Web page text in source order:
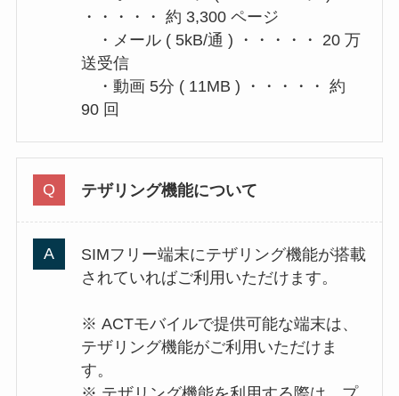
・・・・・ 約 3,300 ページ
・メール ( 5kB/通 ) ・・・・・ 20 万
送受信
・動画 5分 ( 11MB ) ・・・・・ 約
90 回
テザリング機能について
SIMフリー端末にテザリング機能が搭載
されていればご利用いただけます。
※ ACTモバイルで提供可能な端末は、
テザリング機能がご利用いただけま
す。